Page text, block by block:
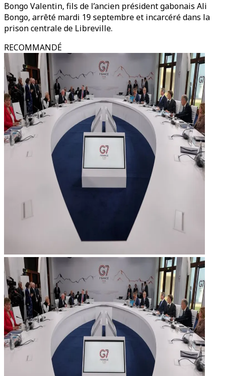
Bongo Valentin, fils de l’ancien président gabonais Ali
Bongo, arrêté mardi 19 septembre et incarcéré dans la
prison centrale de Libreville.
RECOMMANDÉ